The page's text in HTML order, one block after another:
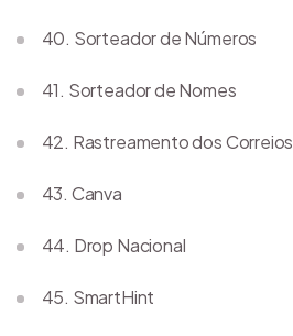
40. Sorteador de Números
41. Sorteador de Nomes
42. Rastreamento dos Correios
43. Canva
44. Drop Nacional
45. SmartHint